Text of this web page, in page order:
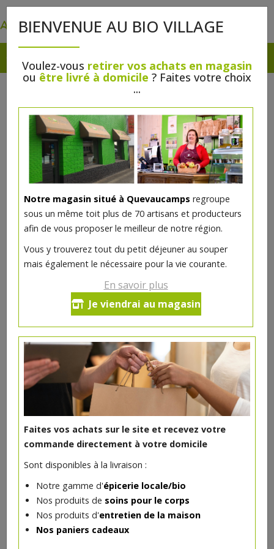
BIENVENUE AU BIO VILLAGE
Voulez-vous retirer vos achats en magasin
ou être livré à domicile ? Faites votre choix
...
Notre magasin situé à Quevaucamps regroupe
sous un même toit plus de 70 artisans et producteurs
afin de vous proposer le meilleur de notre région.
Vous y trouverez tout du petit déjeuner au souper
mais également le nécessaire pour la vie courante.
En savoir plus
Je viendrai au magasin
Faites vos achats sur le site et recevez votre
commande directement à votre domicile
Sont disponibles à la livraison :
Notre gamme d'épicerie locale/bio
Nos produits de soins pour le corps
Nos produits d'entretien de la maison
Nos paniers cadeaux
BBQ DE VIANDES
ARTISANALES !!!
Viandes artisanales des Poulet de Gibecq et de la
Boucherie ABC
Viandes & Volailles
Colis barbecue n°1
BOUCHERIE ABC